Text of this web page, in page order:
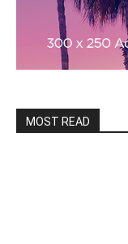
MOST READ